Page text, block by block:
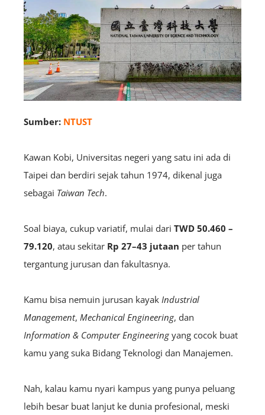
Sumber: NTUST
Kawan Kobi, Universitas negeri yang satu ini ada di
Taipei dan berdiri sejak tahun 1974, dikenal juga
sebagai Taiwan Tech.
Soal biaya, cukup variatif, mulai dari TWD 50.460 –
79.120, atau sekitar Rp 27–43 jutaan per tahun
tergantung jurusan dan fakultasnya.
Kamu bisa nemuin jurusan kayak Industrial
Management, Mechanical Engineering, dan
Information & Computer Engineeringyang cocok buat
kamu yang suka Bidang Teknologi dan Manajemen.
Nah, kalau kamu nyari kampus yang punya peluang
lebih besar buat lanjut ke dunia profesional, meski